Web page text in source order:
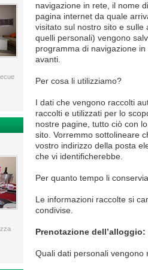
navigazione in rete, il nome
pagina internet da quale
visitato sul nostro sito e sulle
quelli personali) vengono
programma di navigazione
avanti.
Per cosa li utilizziamo?
I dati che vengono raccolti
raccolti e utilizzati per lo
nostre pagine, tutto ciò con
sito. Vorremmo sottolineare
vostro indirizzo della posta
che vi identificherebbe.
Per quanto tempo li
Le informazioni raccolte si
condivise.
Prenotazione dell’alloggio:
Quali dati personali vengono